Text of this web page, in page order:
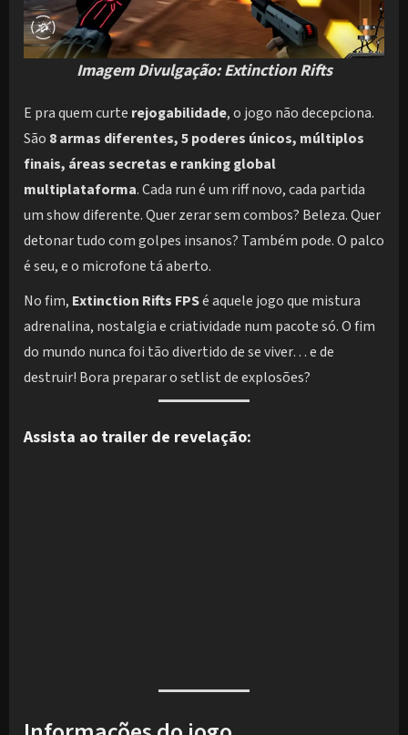
Imagem Divulgação: Extinction Rifts
E pra quem curte rejogabilidade, o jogo não decepciona.
São 8 armas diferentes, 5 poderes únicos, múltiplos
finais, áreas secretas e ranking global
multiplataforma. Cada run é um riff novo, cada partida
um show diferente. Quer zerar sem combos? Beleza. Quer
detonar tudo com golpes insanos? Também pode. O palco
é seu, e o microfone tá aberto.
No fim, Extinction Rifts FPSé aquele jogo que mistura
adrenalina, nostalgia e criatividade num pacote só. O fim
do mundo nunca foi tão divertido de se viver… e de
destruir! Bora preparar o setlist de explosões?
Assista ao trailer de revelação: